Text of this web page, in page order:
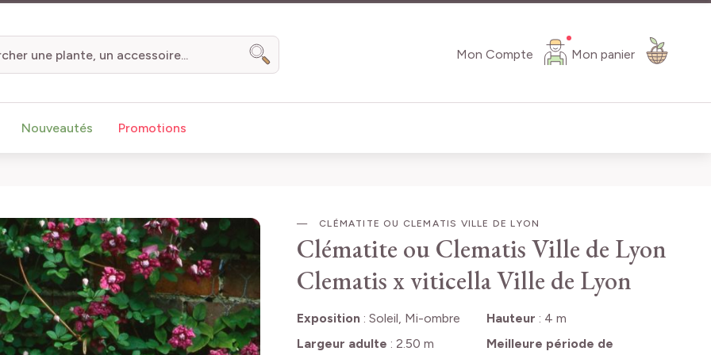
Mon Compte Mon panier
Nouveautés Promotions
Chercher
CLÉMATITE OU CLEMATIS VILLE DE LYON
Clématite ou Clematis Ville de Lyon
Clematis x viticella Ville de Lyon
Exposition: Soleil, Mi-ombre Hauteur : 4 m
Largeur adulte : 2.50 m
Meilleure période de